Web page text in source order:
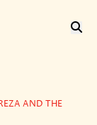
AND THE